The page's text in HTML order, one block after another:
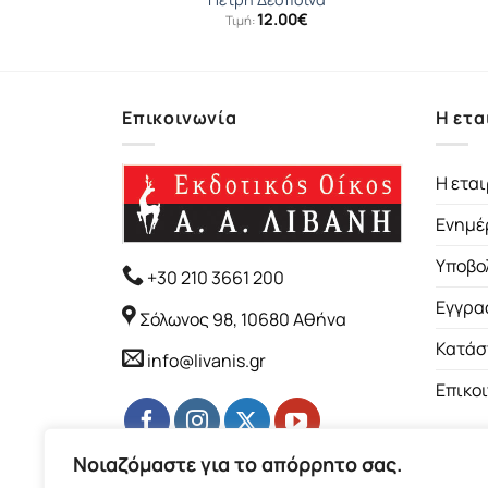
Νοιαζόμαστε για το απόρρητο σας.
Τιμή:12.00€
Επικοινωνία
+30 210 3661 200
Σόλωνος 98, 10680 Αθήνα
info@livanis.gr
Η
Η